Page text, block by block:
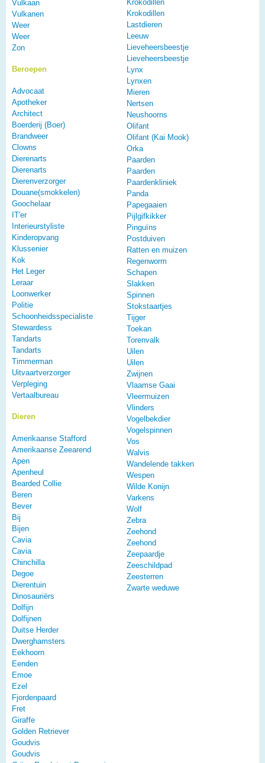
Vulkaan
Vulkanen
Weer
Weer
Zon
Beroepen
Advocaat
Apotheker
Architect
Boerderij (Boer)
Brandweer
Clowns
Dierenarts
Dierenarts
Dierenverzorger
Douane(smokkelen)
Goochelaar
IT'er
Interieurstyliste
Kinderopvang
Klussenier
Kok
Het Leger
Leraar
Loonwerker
Politie
Schoonheidsspecialiste
Stewardess
Tandarts
Tandarts
Timmerman
Uitvaartverzorger
Verpleging
Vertaalbureau
Dieren
Amerikaanse Stafford
Amerikaanse Zeearend
Apen
Apenheul
Bearded Collie
Beren
Bever
Bij
Bijen
Cavia
Cavia
Chinchilla
Degoe
Dierentuin
Dinosauriërs
Dolfijn
Dolfijnen
Duitse Herder
Dwerghamsters
Eekhoorn
Eenden
Emoe
Ezel
Fjordenpaard
Fret
Giraffe
Golden Retriever
Goudvis
Goudvis
Krokodillen
Krokodillen
Lastdieren
Leeuw
Lieveheersbeestje
Lieveheersbeestje
Lynx
Lynxen
Mieren
Nertsen
Neushoorns
Olifant
Olifant (Kai Mook)
Orka
Paarden
Paarden
Paardenkliniek
Panda
Papegaaien
Pijlgifkikker
Pinguïns
Postduiven
Ratten en muizen
Regenworm
Schapen
Slakken
Spinnen
Stokstaartjes
Tijger
Toekan
Torenvalk
Uilen
Uilen
Zwijnen
Vlaamse Gaai
Vleermuizen
Vlinders
Vogelbekdier
Vogelspinnen
Vos
Walvis
Wandelende takken
Wespen
Wilde Konijn
Varkens
Wolf
Zebra
Zeehond
Zeehond
Zeepaardje
Zeeschildpad
Zeesterren
Zwarte weduwe